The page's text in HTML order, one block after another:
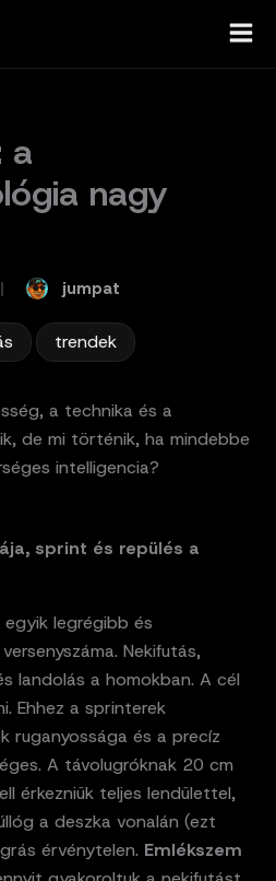
a
nagy
jumpat
trendek
a technika és a
de mi történik, ha mindebbe
intelligencia?
sprint és repülés a
legrégibb és
Nekifutás,
landolás a homokban. A cél
Ehhez a sprinterek
ruganyossága és a precíz
A távolugróknak 20 cm
érkezniük teljes lendülettel,
a deszka vonalán (ezt
érvénytelen. Emlékszem